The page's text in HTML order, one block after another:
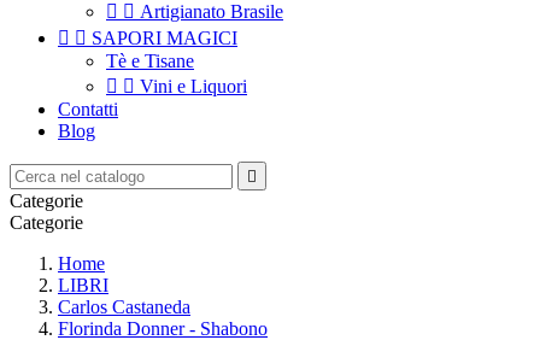
  Artigianato Brasile
  SAPORI MAGICI
Tè e Tisane
  Vini e Liquori
Contatti
Blog

Categorie
Categorie
Home
LIBRI
Carlos Castaneda
Florinda Donner - Shabono